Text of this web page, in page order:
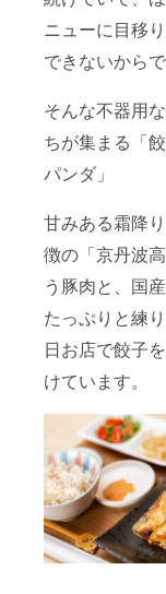
ニューに目移
できないからで
そんな不器用
ちが集まる「
パンダ」
甘みある霜降
徴の「京丹波
う豚肉と、国
たっぷりと練
日お店で餃子
けています。